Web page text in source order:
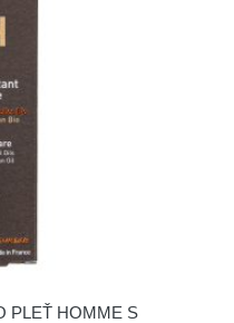
PLEŤ HOMME S